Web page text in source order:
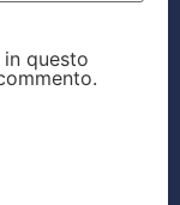
questo